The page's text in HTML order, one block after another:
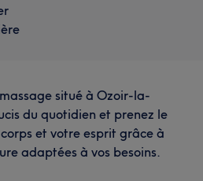
situé à Ozoir-la-
du quotidien et prenez le
et votre esprit grâce à
adaptées à vos besoins.